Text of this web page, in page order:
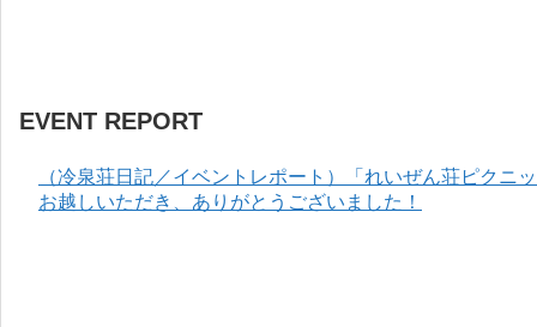
EVENT REPORT
（冷泉荘日記／イベントレポート）「れいぜん荘ピクニ
お越しいただき、ありがとうございました！